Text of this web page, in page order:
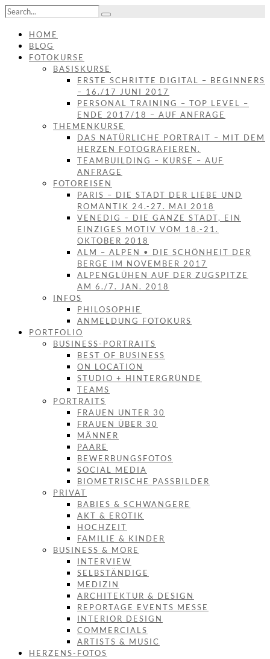
HOME
BLOG
FOTOKURSE
BASISKURSE
ERSTE SCHRITTE DIGITAL – BEGINNERS
– 16./17 JUNI 2017
PERSONAL TRAINING – TOP LEVEL –
ENDE 2017/18 – AUF ANFRAGE
THEMENKURSE
DAS NATÜRLICHE PORTRAIT – MIT DEM
HERZEN FOTOGRAFIEREN.
TEAMBUILDING – KURSE – AUF
ANFRAGE
FOTOREISEN
PARIS – DIE STADT DER LIEBE UND
ROMANTIK 24.-27. MAI 2018
VENEDIG – DIE GANZE STADT, EIN
EINZIGES MOTIV VOM 18.-21.
OKTOBER 2018
ALM – ALPEN • DIE SCHÖNHEIT DER
BERGE IM NOVEMBER 2017
ALPENGLÜHEN AUF DER ZUGSPITZE
AM 6./7. JAN. 2018
INFOS
PHILOSOPHIE
ANMELDUNG FOTOKURS
PORTFOLIO
BUSINESS-PORTRAITS
BEST OF BUSINESS
ON LOCATION
STUDIO + HINTERGRÜNDE
TEAMS
PORTRAITS
FRAUEN UNTER 30
FRAUEN ÜBER 30
MÄNNER
PAARE
BEWERBUNGSFOTOS
SOCIAL MEDIA
BIOMETRISCHE PASSBILDER
PRIVAT
BABIES & SCHWANGERE
AKT & EROTIK
HOCHZEIT
FAMILIE & KINDER
BUSINESS & MORE
INTERVIEW
SELBSTÄNDIGE
MEDIZIN
ARCHITEKTUR & DESIGN
REPORTAGE EVENTS MESSE
INTERIOR DESIGN
COMMERCIALS
ARTISTS & MUSIC
HERZENS-FOTOS